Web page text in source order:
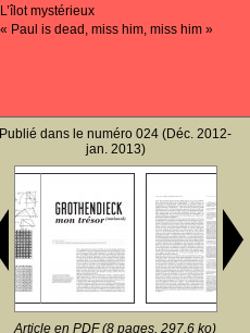
L’îlot mystérieux
« Paul is dead, miss him, miss him »
Publié dans le numéro 024 (Déc. 2012-
jan. 2013)
Article en PDF (8 pages, 297.6 ko)